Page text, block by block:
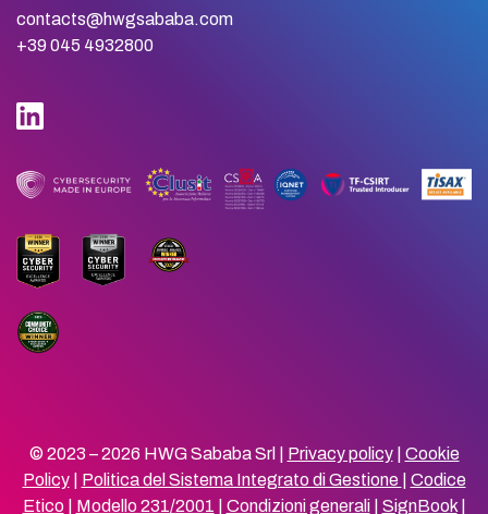
contacts@hwgsababa.com
+39 045 4932800
© 2023 – 2026 HWG Sababa Srl | Privacy policy| Cookie
Policy| Politica del Sistema Integrato di Gestione
Codice
Etico| Modello 231/2001 Condizioni generali| SignBook|